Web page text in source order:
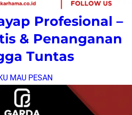
Profesional –
& Penanganan
Tuntas
MAU PESAN